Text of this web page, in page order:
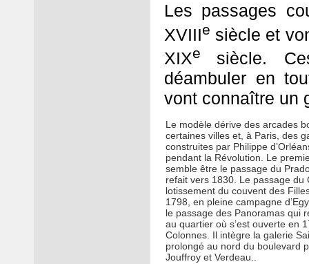
Les passages
XVIIIe siècle et
XIXe siècle.
déambuler en
vont connaître un
Le modèle dérive des arcades
certaines villes et, à Paris, des
construites par Philippe
pendant la Révolution. Le
semble être le passage du
refait vers 1830. Le passage du
lotissement du couvent des
1798, en pleine campagne
le passage des Panoramas qui
au quartier où s’est ouverte en
Colonnes. Il intègre la galerie
prolongé au nord du boulevard
Jouffroy et Verdeau..